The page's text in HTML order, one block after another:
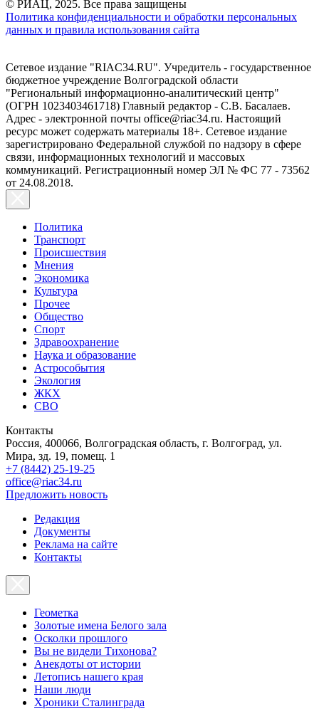
© РИАЦ, 2025. Все права защищены
Политика конфиденциальности и обработки персональных
данных и правила использования сайта
Сетевое издание "RIAC34.RU". Учредитель - государственное
бюджетное учреждение Волгоградской области
"Региональный информационно-аналитический центр"
(ОГРН 1023403461718) Главный редактор - С.В. Басалаев.
Адрес - электронной почты office@riac34.ru. Настоящий
ресурс может содержать материалы 18+. Сетевое издание
зарегистрировано Федеральной службой по надзору в сфере
связи, информационных технологий и массовых
коммуникаций. Регистрационный номер ЭЛ № ФС 77 - 73562
от 24.08.2018.
Политика
Транспорт
Происшествия
Мнения
Экономика
Культура
Прочее
Общество
Спорт
Здравоохранение
Наука и образование
Астрособытия
Экология
ЖКХ
СВО
Контакты
Россия, 400066, Волгоградская область, г. Волгоград, ул.
Мира, зд. 19, помещ. 1
+7 (8442) 25-19-25
office@riac34.ru
Предложить новость
Редакция
Документы
Реклама на сайте
Контакты
Геометка
Золотые имена Белого зала
Осколки прошлого
Вы не видели Тихонова?
Анекдоты от истории
Летопись нашего края
Наши люди
Хроники Сталинграда